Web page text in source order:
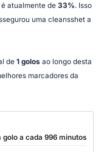
atualmente de 33%. Isso
uma cleansshet a
de 1 golos ao longo desta
marcadores da
golo a cada 996 minutos